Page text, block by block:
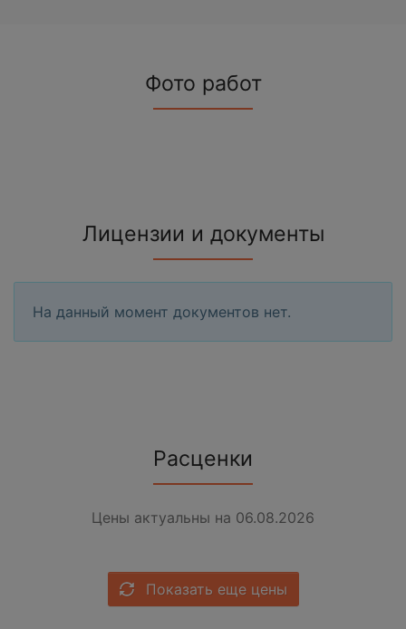
Фото работ
Лицензии и документы
На данный момент документов нет.
Расценки
Цены актуальны на 06.08.2026
Показать еще цены